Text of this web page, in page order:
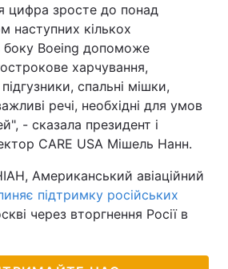
цифра зросте до понад
наступних кількох
боку Boeing допоможе
харчування,
спальні мішки,
речі, необхідні для умов
- сказала президент і
CARE USA Мішель Нанн.
Американський авіаційний
підтримку російських
через вторгнення Росії в